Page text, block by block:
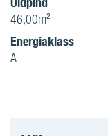
46,00m²
Energiaklass
A